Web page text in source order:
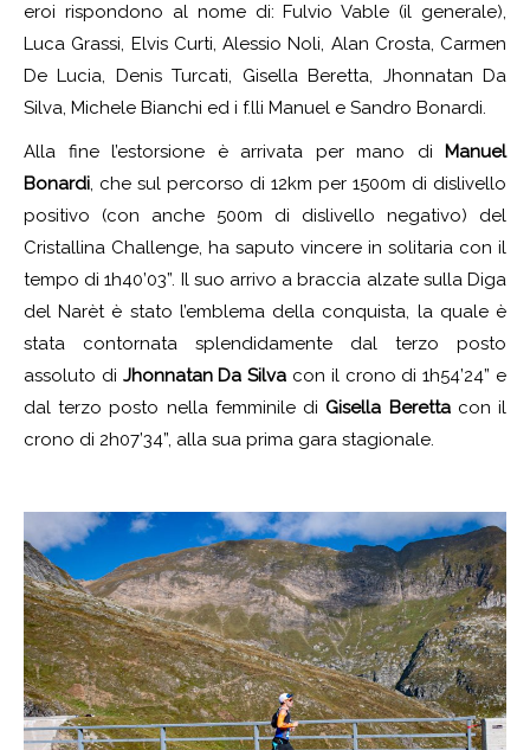
eroi rispondono al nome di: Fulvio Vable (il generale),
Luca Grassi, Elvis Curti, Alessio Noli, Alan Crosta, Carmen
De Lucia, Denis Turcati, Gisella Beretta, Jhonnatan Da
Silva, Michele Bianchi ed i f.lli Manuel e Sandro Bonardi.
Alla fine l’estorsione è arrivata per mano di Manuel
Bonardi, che sul percorso di 12km per 1500m di dislivello
positivo (con anche 500m di dislivello negativo) del
Cristallina Challenge, ha saputo vincere in solitaria con il
tempo di 1h40’03”. Il suo arrivo a braccia alzate sulla Diga
del Narèt è stato l’emblema della conquista, la quale è
stata contornata splendidamente dal terzo posto
assoluto di Jhonnatan Da Silva con il crono di 1h54’24” e
dal terzo posto nella femminile di Gisella Berettacon il
crono di 2h07’34”, alla sua prima gara stagionale.